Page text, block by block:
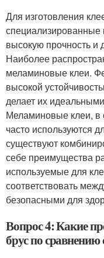
Для изготовления
специализированные
высокую прочность и
Наиболее
меламиновые клеи.
высокой
делает их
Меламиновые клеи, в
часто используются
существуют
себе преимущества
используемые для
соответствовать
безопасными для
Вопрос 4: Какие
брус по